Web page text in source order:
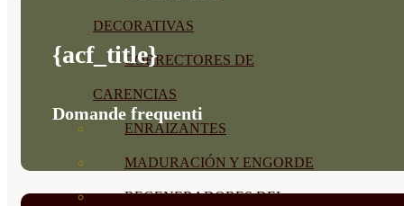
DECORATIVAS
CORRECTORES DE
CARENCIAS
ENRAIZANTES
MADURACIÓN Y ENGORDE
REGENERADORES DEL
{acf_title}
Domande frequenti